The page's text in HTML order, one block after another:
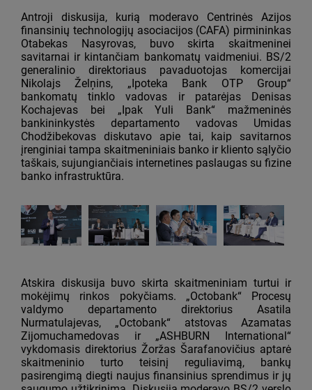
Antroji diskusija, kurią moderavo Centrinės Azijos
finansinių technologijų asociacijos (CAFA) pirmininkas
Otabekas Nasyrovas, buvo skirta skaitmeninei
savitarnai ir kintančiam bankomatų vaidmeniui. BS/2
generalinio direktoriaus pavaduotojas komercijai
Nikolajs Želņins, „Ipoteka Bank OTP Group“
bankomatų tinklo vadovas ir patarėjas Denisas
Kochajevas bei „Ipak Yuli Bank“ mažmeninės
bankininkystės departamento vadovas Umidas
Chodžibekovas diskutavo apie tai, kaip savitarnos
įrenginiai tampa skaitmeniniais banko ir kliento sąlyčio
taškais, sujungiančiais internetines paslaugas su fizine
banko infrastruktūra.
Atskira diskusija buvo skirta skaitmeniniam turtui ir
mokėjimų rinkos pokyčiams. „Octobank“ Procesų
valdymo departamento direktorius Asatila
Nurmatulajevas, „Octobank“ atstovas Azamatas
Zijomuchamedovas ir „ASHBURN International“
vykdomasis direktorius Žoržas Šarafanovičius aptarė
skaitmeninio turto teisinį reguliavimą, bankų
pasirengimą diegti naujus finansinius sprendimus ir jų